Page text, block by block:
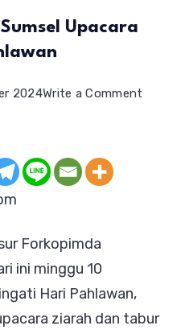
Upacara
2024Write a Comment
Forkopimda
ini minggu 10
Hari Pahlawan,
ziarah dan tabur